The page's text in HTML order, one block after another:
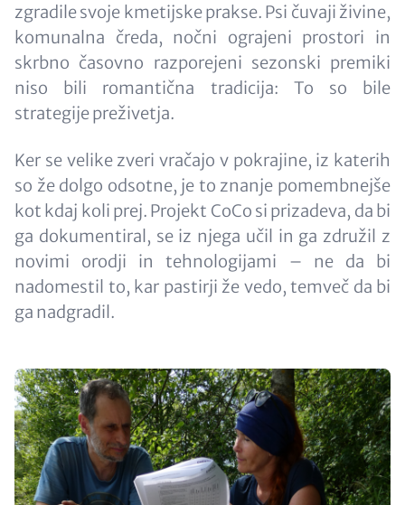
zgradile svoje kmetijske prakse. Psi čuvaji živine,
komunalna čreda, nočni ograjeni prostori in
skrbno časovno razporejeni sezonski premiki
niso bili romantična tradicija: To so bile
strategije preživetja.
Ker se velike zveri vračajo v pokrajine, iz katerih
so že dolgo odsotne, je to znanje pomembnejše
kot kdaj koli prej. Projekt CoCo si prizadeva, da bi
ga dokumentiral, se iz njega učil in ga združil z
novimi orodji in tehnologijami – ne da bi
nadomestil to, kar pastirji že vedo, temveč da bi
ga nadgradil.
Image